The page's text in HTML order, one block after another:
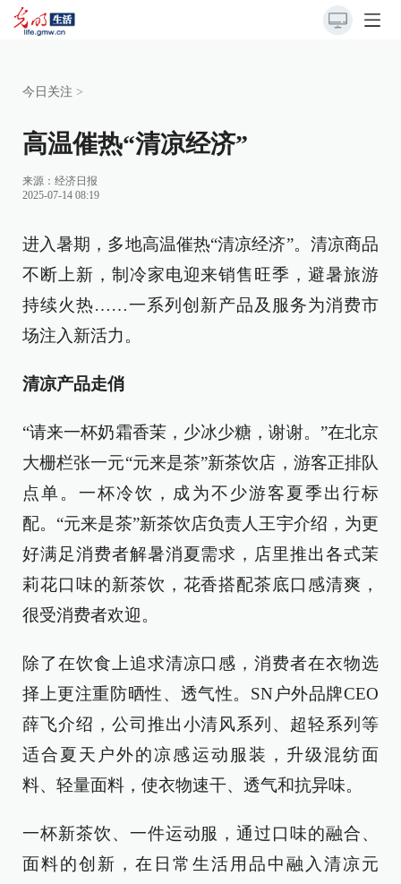
今日关注 >
高温催热“清凉经济”
来源： 经济日报
2025-07-14 08:19
进入暑期，多地高温催热“清凉经济”。清凉商品
不断上新，制冷家电迎来销售旺季，避暑旅游
持续火热……一系列创新产品及服务为消费市
场注入新活力。
清凉产品走俏
“请来一杯奶霜香茉，少冰少糖，谢谢。”在北京
大栅栏张一元“元来是茶”新茶饮店，游客正排队
点单。一杯冷饮，成为不少游客夏季出行标
配。“元来是茶”新茶饮店负责人王宇介绍，为更
好满足消费者解暑消夏需求，店里推出各式茉
莉花口味的新茶饮，花香搭配茶底口感清爽，
很受消费者欢迎。
除了在饮食上追求清凉口感，消费者在衣物选
择上更注重防晒性、透气性。SN户外品牌CEO
薛飞介绍，公司推出小清风系列、超轻系列等
适合夏天户外的凉感运动服装，升级混纺面
料、轻量面料，使衣物速干、透气和抗异味。
一杯新茶饮、一件运动服，通过口味的融合、
面料的创新，在日常生活用品中融入清凉元